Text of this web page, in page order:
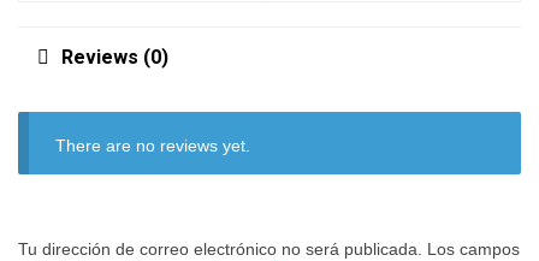
Reviews (0)
There are no reviews yet.
Tu dirección de correo electrónico no será publicada.
Los campos